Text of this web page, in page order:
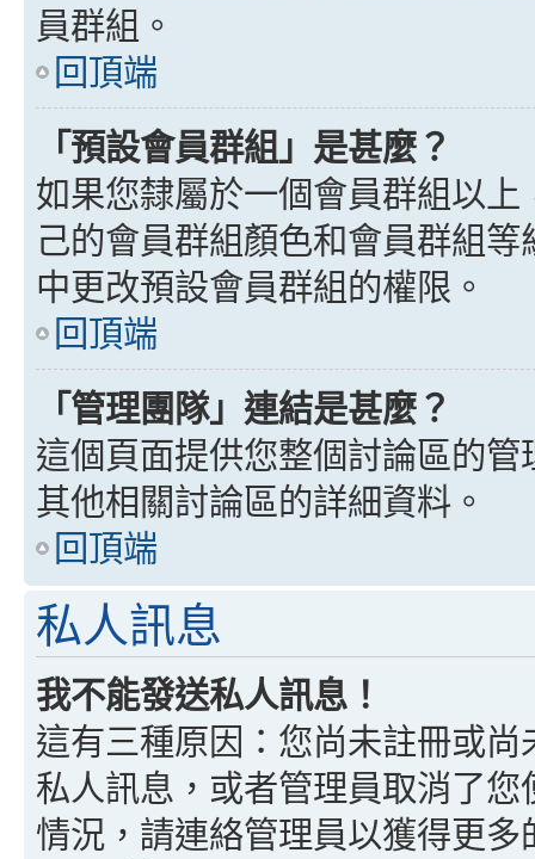
員群組。
回頂端
「預設會員群組」是甚麼？
如果您隸屬於一個會員群組以
己的會員群組顏色和會員群組
中更改預設會員群組的權限。
回頂端
「管理團隊」連結是甚麼？
這個頁面提供您整個討論區的
其他相關討論區的詳細資料。
回頂端
私人訊息
我不能發送私人訊息！
這有三種原因：您尚未註冊或
私人訊息，或者管理員取消了
情況，請連絡管理員以獲得更多